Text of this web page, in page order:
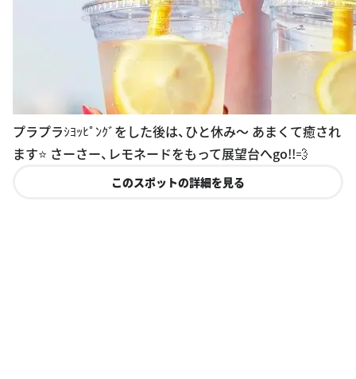
プラプラｼﾖｯﾋﾟﾝｸﾞをした後は、ひと休み〜 あまくて癒され
ます⭐ さーさー、レモネードをもって展望台へgo!!💨
このスポットの詳細を見る